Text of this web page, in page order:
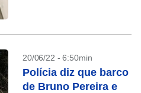
20/06/22 - 6:50min
Polícia diz que barco
de Bruno Pereira e